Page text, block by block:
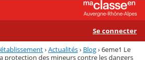
Se connecter
›Actualités› Blog›6eme1 Le
protection des mineurs contre les dangers